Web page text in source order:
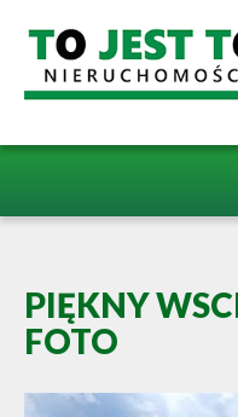
PIĘKNY
FOTO